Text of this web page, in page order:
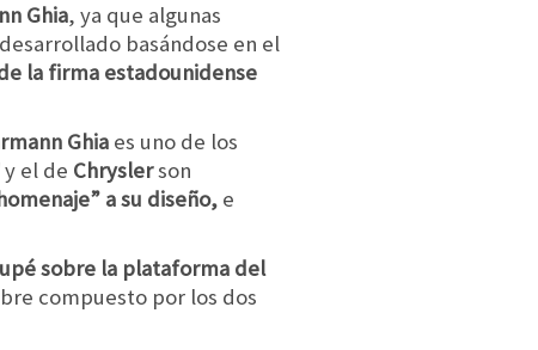
Ghia, ya que algunas
basándose en el
la firma estadounidense
Ghia es uno de los
y el de Chryslerson
a su diseño, e
sobre la plataforma del
compuesto por los dos